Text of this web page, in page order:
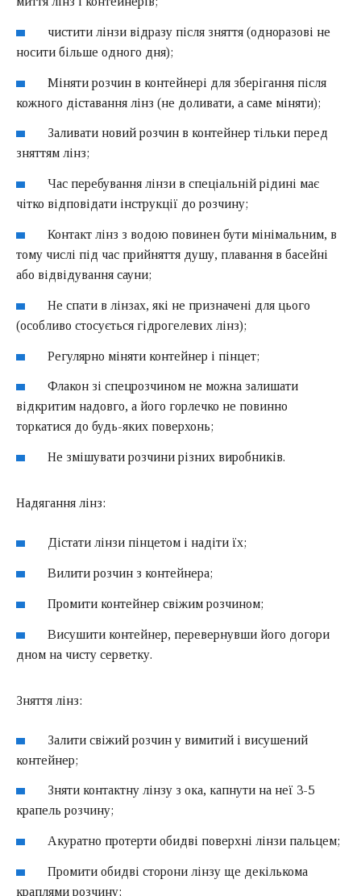
чистити лінзи відразу після зняття (одноразові не
носити більше одного дня);
Міняти розчин в контейнері для зберігання після
кожного діставання лінз (не доливати, а саме міняти);
Заливати новий розчин в контейнер тільки перед
зняттям лінз;
Час перебування лінзи в спеціальній рідині має
чітко відповідати інструкції до розчину;
Контакт лінз з водою повинен бути мінімальним, в
тому числі під час прийняття душу, плавання в басейні
або відвідування сауни;
Не спати в лінзах, які не призначені для цього
(особливо стосується гідрогелевих лінз);
Регулярно міняти контейнер і пінцет;
Флакон зі спецрозчином не можна залишати
відкритим надовго, а його горлечко не повинно
торкатися до будь-яких поверхонь;
Не змішувати розчини різних виробників.
Надягання лінз:
Дістати лінзи пінцетом і надіти їх;
Вилити розчин з контейнера;
Промити контейнер свіжим розчином;
Висушити контейнер, перевернувши його догори
дном на чисту серветку.
Зняття лінз:
Залити свіжий розчин у вимитий і висушений
контейнер;
Зняти контактну лінзу з ока, капнути на неї 3-5
крапель розчину;
Акуратно протерти обидві поверхні лінзи пальцем;
Промити обидві сторони лінзу ще декількома
краплями розчину;